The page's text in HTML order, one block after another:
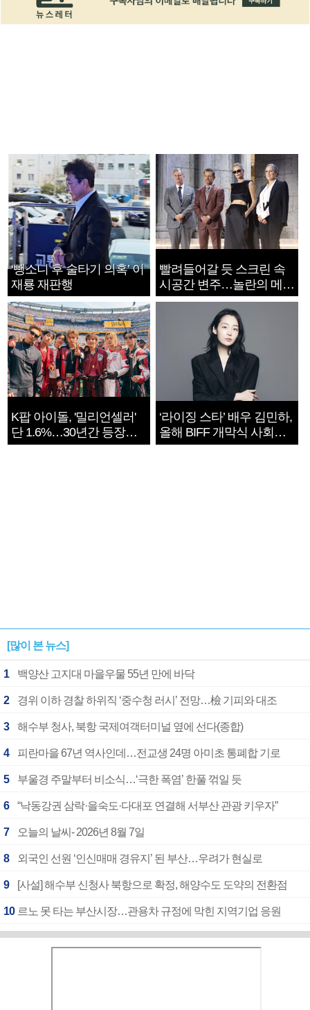
‘뺑소니 후 술타기 의혹’ 이
재룡 재판행
빨려들어갈 듯 스크린 속
시공간 변주…놀란의 메시
지는 ‘전쟁 속죄’
K팝 아이돌, '밀리언셀러'
단 1.6%…30년간 등장
1182개팀 전수조사
‘라이징 스타’ 배우 김민하,
올해 BIFF 개막식 사회자
확정
[많이 본 뉴스]
1 백양산 고지대 마을우물 55년 만에 바닥
2 경위 이하 경찰 하위직 ‘중수청 러시’ 전망…檢 기피와 대조
3 해수부 청사, 북항 국제여객터미널 옆에 선다(종합)
4 피란마을 67년 역사인데…전교생 24명 아미초 통폐합 기로
5 부울경 주말부터 비소식…‘극한 폭염’ 한풀 꺾일 듯
6 “낙동강권 삼락·을숙도·다대포 연결해 서부산 관광 키우자”
7 오늘의 날씨- 2026년 8월 7일
8 외국인 선원 ‘인신매매 경유지’ 된 부산…우려가 현실로
9 [사설] 해수부 신청사 북항으로 확정, 해양수도 도약의 전환점
10 르노 못 타는 부산시장…관용차 규정에 막힌 지역기업 응원